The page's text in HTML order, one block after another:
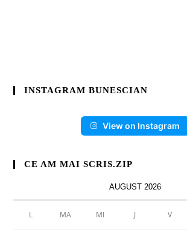
INSTAGRAM BUNESCIAN
View on Instagram
CE AM MAI SCRIS.ZIP
AUGUST 2026
L MA MI J V